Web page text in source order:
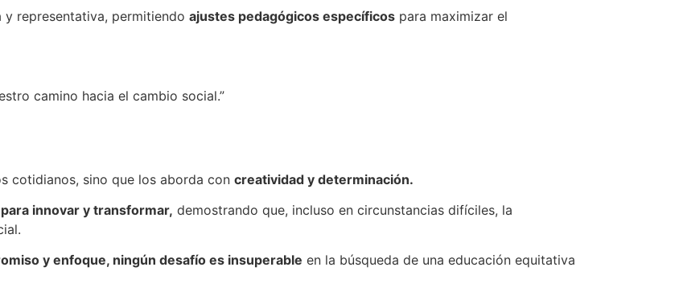
y representativa, permitiendo ajustes pedagógicos específicos para maximizar el
camino hacia el cambio social.”
cotidianos, sino que los aborda con creatividad y determinación.
innovar y transformar, demostrando que, incluso en circunstancias difíciles, la
y enfoque, ningún desafío es insuperable en la búsqueda de una educación equitativa